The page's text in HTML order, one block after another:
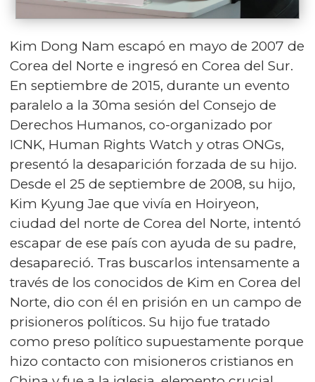
Kim Dong Nam escapó en mayo de 2007 de
Corea del Norte e ingresó en Corea del Sur.
En septiembre de 2015, durante un evento
paralelo a la 30ma sesión del Consejo de
Derechos Humanos, co-organizado por
ICNK, Human Rights Watch y otras ONGs,
presentó la desaparición forzada de su hijo.
Desde el 25 de septiembre de 2008, su hijo,
Kim Kyung Jae que vivía en Hoiryeon,
ciudad del norte de Corea del Norte, intentó
escapar de ese país con ayuda de su padre,
desapareció. Tras buscarlos intensamente a
través de los conocidos de Kim en Corea del
Norte, dio con él en prisión en un campo de
prisioneros políticos. Su hijo fue tratado
como preso político supuestamente porque
hizo contacto con misioneros cristianos en